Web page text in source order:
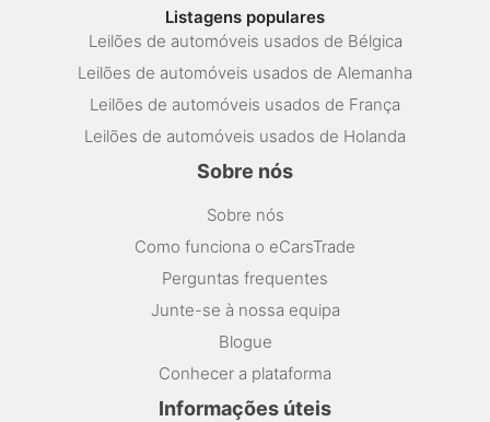
Listagens populares
Leilões de automóveis usados de Bélgica
Leilões de automóveis usados de Alemanha
Leilões de automóveis usados de França
Leilões de automóveis usados de Holanda
Sobre nós
Sobre nós
Como funciona o eCarsTrade
Perguntas frequentes
Junte-se à nossa equipa
Blogue
Conhecer a plataforma
Informações úteis